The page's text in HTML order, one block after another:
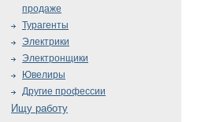
продаже
Турагенты
Электрики
Электронщики
Ювелиры
Другие профессии
Ищу работу